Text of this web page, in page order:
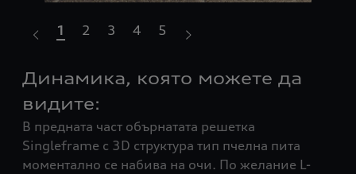
Динамика, която можете да
видите:
В предната част обърнатата решетка
Singleframe с 3D структура тип пчелна пита
моментално се набива на очи. По желание L-
1 2 3 4 5